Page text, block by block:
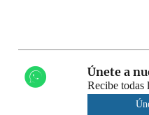
Únete a
Recibe todas